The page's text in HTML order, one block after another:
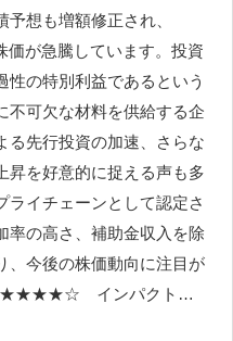
想も増額修正され、
価が急騰しています。投資
の特別利益であるという
不可欠な材料を供給する企
る先行投資の加速、さらな
昇を好意的に捉える声も多
ライチェーンとして認定さ
率の高さ、補助金収入を除
、今後の株価動向に注目が
…★★★★☆ インパクト…